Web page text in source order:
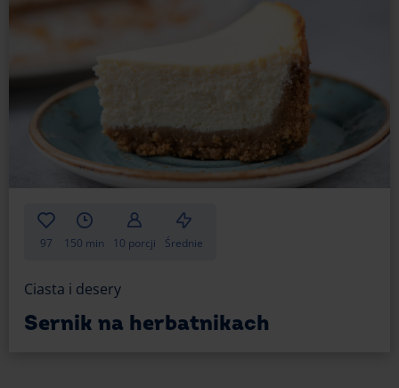
97 150 min 10 porcji Średnie
Ciasta i desery
Sernik na herbatnikach